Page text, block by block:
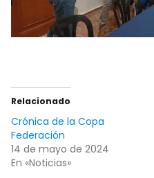
Relacionado
Crónica de la Copa
Federación
14 de mayo de 2024
En «Noticias»